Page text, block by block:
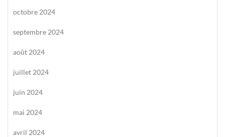
octobre 2024
septembre 2024
août 2024
juillet 2024
juin 2024
mai 2024
avril 2024